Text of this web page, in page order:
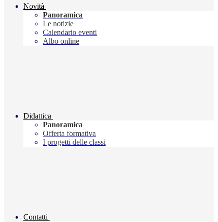
Novità
Panoramica
Le notizie
Calendario eventi
Albo online
Didattica
Panoramica
Offerta formativa
I progetti delle classi
Contatti